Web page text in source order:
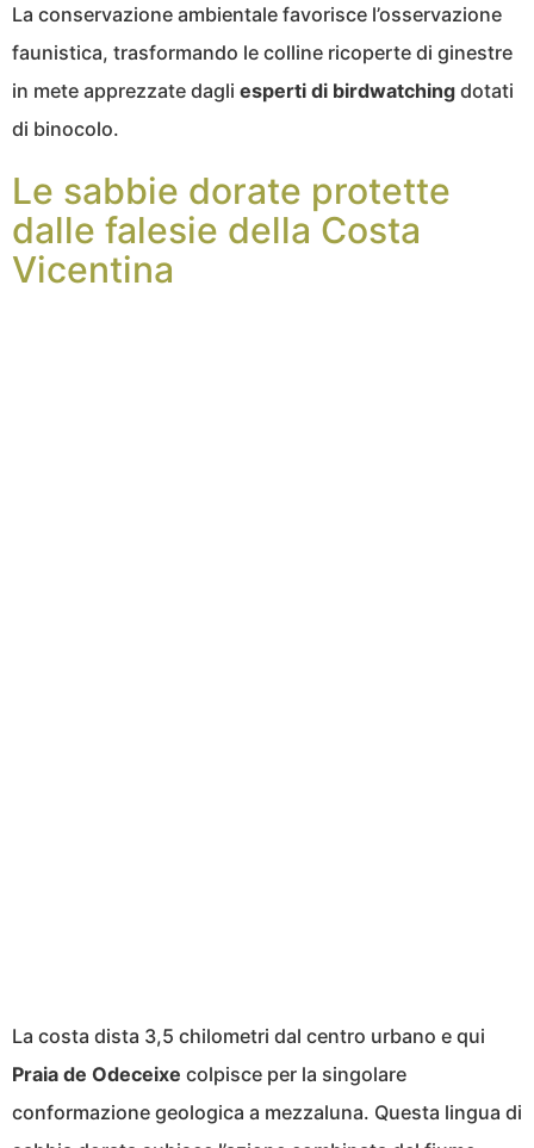
La conservazione ambientale favorisce l’osservazione
faunistica, trasformando le colline ricoperte di ginestre
in mete apprezzate dagli esperti di birdwatching dotati
di binocolo.
Le sabbie dorate protette
dalle falesie della Costa
Vicentina
La costa dista 3,5 chilometri dal centro urbano e qui
Praia de Odeceixe colpisce per la singolare
conformazione geologica a mezzaluna. Questa lingua di